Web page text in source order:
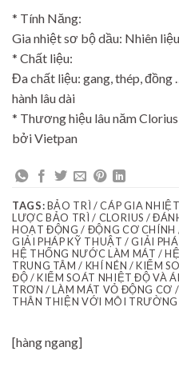
* Tính Năng:
Gia nhiệt sơ bộ dầu: Nhiên
* Chất liệu:
Đa chất liệu: gang, thép,
hành lâu dài
* Thương hiệu lâu năm
bởi Vietpan
TAGS:BẢO TRÌ / CÁP GIA
LƯỢC BẢO TRÌ / CLORIUS /
HOẠT ĐỘNG / ĐỘNG CƠ
GIẢI PHÁP KỸ THUẬT / GIẢI
HỆ THỐNG NƯỚC LÀM MÁT /
TRUNG TÂM / KHÍ NÉN / KIỂM
ĐỘ / KIỂM SOÁT NHIỆT ĐỘ VÀ
TRƠN / LÀM MÁT VỎ ĐỘNG CƠ
THÂN THIỆN VỚI MÔI
[hàng ngang]